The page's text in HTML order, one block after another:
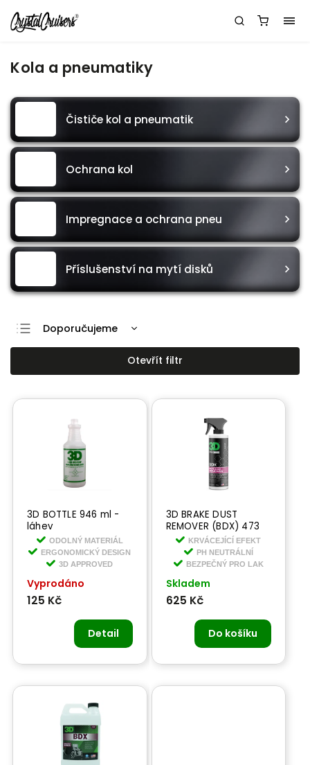
Kola a pneumatiky
Čističe kol a pneumatik
Ochrana kol
Impregnace a ochrana pneu
Příslušenství na mytí disků
Doporučujeme
Nejlevnější
Nejdražší
Abecedně
Otevřít filtr
3D BOTTLE 946 ml -
láhev
ODOLNÝ MATERIÁL
ERGONOMICKÝ DESIGN
3D APPROVED
Vyprodáno
125 Kč
Detail
3D BRAKE DUST
REMOVER (BDX) 473
ml - chemická
dekontaminace
KRVÁCEJÍCÍ EFEKT
PH NEUTRÁLNÍ
BEZPEČNÝ PRO LAK
Skladem
625 Kč
Do košíku